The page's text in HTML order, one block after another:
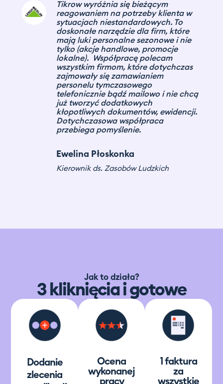
Tikrow wyróżnia się bieżącym
reagowaniem na potrzeby klienta w
sytuacjach niestandardowych. To
doskonałe narzędzie dla firm, które
mają luki personalne sezonowe i nie
tylko (akcje handlowe, promocje
lokalne). Współpracę polecam
wszystkim firmom, które dotychczas
zajmowały się zamawianiem
personelu tymczasowego
telefonicznie bądź mailowo i nie chcą
już tworzyć dodatkowych
kłopotliwych dokumentów, ewidencji.
Dotychczasowa współpraca
przebiega pomyślenie.
Ewelina Płoskonka
Kierownik ds. Zasobów Ludzkich
Jak to działa?
3 kliknięcia i gotowe
Dodanie
zlecenia
Ocena
wykonanej
pracy
1 faktura
za
wszystkie